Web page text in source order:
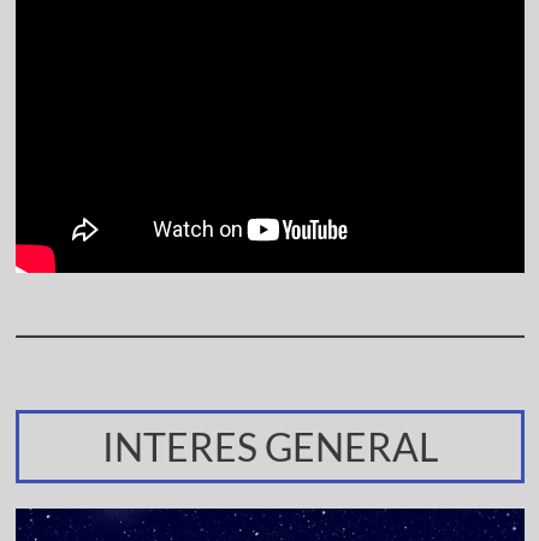
INTERES GENERAL